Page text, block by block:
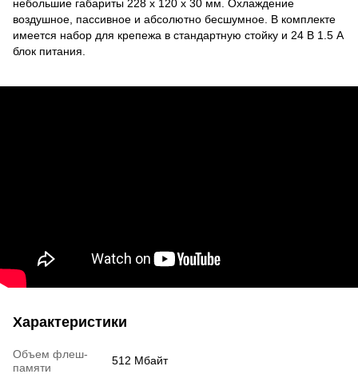
небольшие габариты 228 x 120 x 30 мм. Охлаждение
воздушное, пассивное и абсолютно бесшумное. В комплекте
имеется набор для крепежа в стандартную стойку и 24 В 1.5 A
блок питания.
Характеристики
Объем флеш-
памяти
512 Mбайт